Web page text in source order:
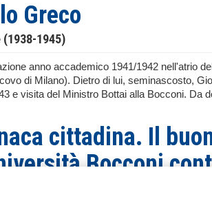
Greco
(1938-1945)
anno accademico 1941/1942 nell'atrio
di Milano). Dietro di lui, seminascosto,
e visita del Ministro Bottai alla Bocconi. Da
cittadina. Il
Bocconi